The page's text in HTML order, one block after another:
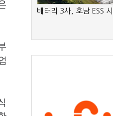
배터리 3사, 호남 ESS 시